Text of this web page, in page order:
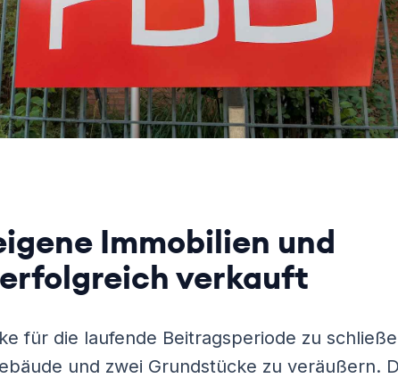
Immobilien und
verkauft
für die laufende Beitragsperiode zu
und zwei Grundstücke zu veräußern.